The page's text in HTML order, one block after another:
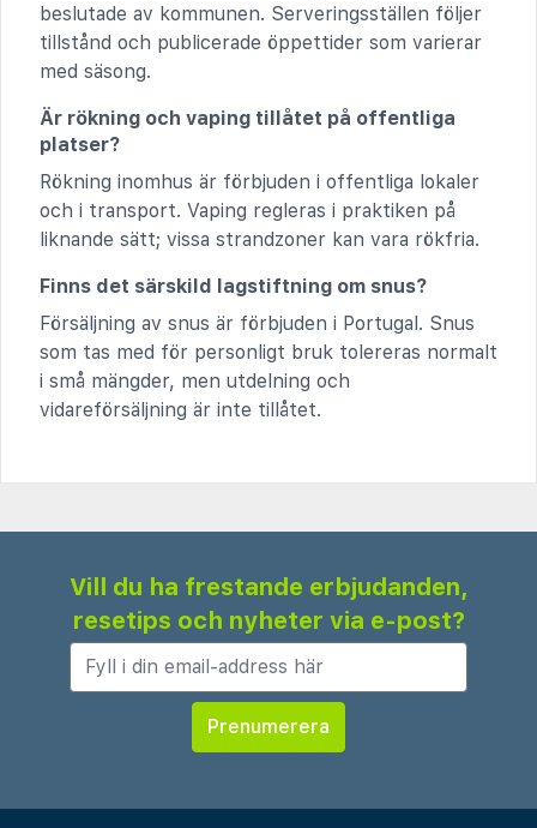
beslutade av kommunen. Serveringsställen följer
tillstånd och publicerade öppettider som varierar
med säsong.
Är rökning och vaping tillåtet på offentliga
platser?
Rökning inomhus är förbjuden i offentliga lokaler
och i transport. Vaping regleras i praktiken på
liknande sätt; vissa strandzoner kan vara rökfria.
Finns det särskild lagstiftning om snus?
Försäljning av snus är förbjuden i Portugal. Snus
som tas med för personligt bruk tolereras normalt
i små mängder, men utdelning och
vidareförsäljning är inte tillåtet.
Vill du ha frestande erbjudanden,
resetips och nyheter via e-post?